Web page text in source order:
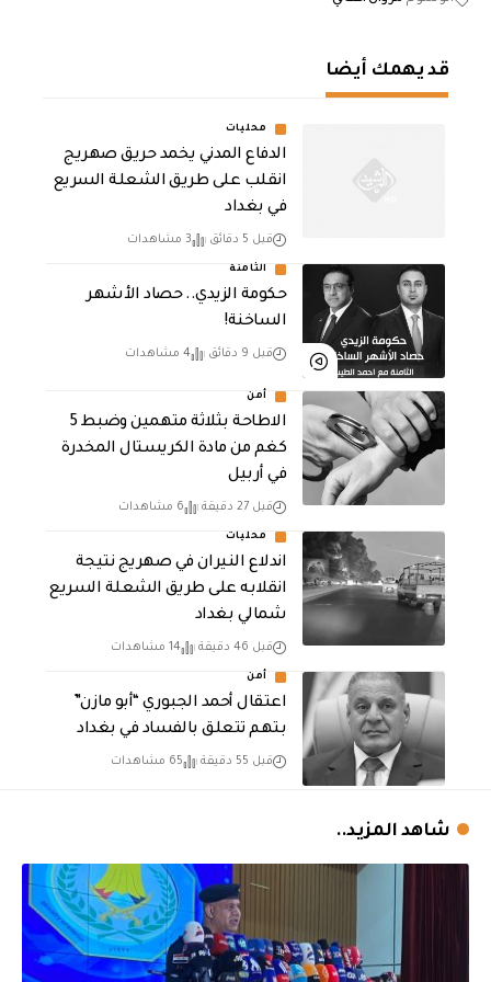
قد يهمك أيضا
محليات
الدفاع المدني يخمد حريق صهريج
انقلب على طريق الشعلة السريع
في بغداد
قبل 5 دقائق 3 مشاهدات
الثامنة
حكومة الزيدي.. حصاد الأشهر
الساخنة!
قبل 9 دقائق 4 مشاهدات
أمن
الاطاحة بثلاثة متهمين وضبط 5
كغم من مادة الكريستال المخدرة ​
في أربيل
قبل 27 دقيقة 6 مشاهدات
محليات
اندلاع النيران في صهريج نتيجة
انقلابه على طريق الشعلة السريع
شمالي بغداد
قبل 46 دقيقة 14 مشاهدات
أمن
اعتقال أحمد الجبوري “أبو مازن”
بتهم تتعلق بالفساد في بغداد
قبل 55 دقيقة 65 مشاهدات
شاهد المزيد..